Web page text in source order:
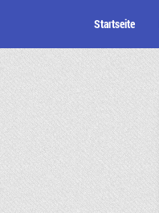
Zum
Seiteninhalt
Startseite